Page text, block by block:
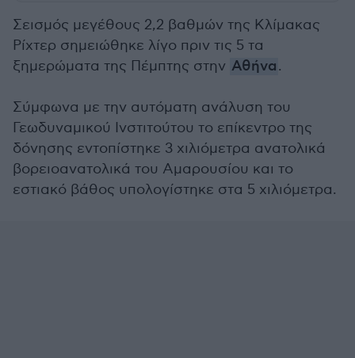
Σεισμός μεγέθους 2,2 βαθμών της Κλίμακας
Ρίχτερ σημειώθηκε λίγο πριν τις 5 τα
ξημερώματα της Πέμπτης στην Αθήνα.
Σύμφωνα με την αυτόματη ανάλυση του
Γεωδυναμικού Ινστιτούτου το επίκεντρο της
δόνησης εντοπίστηκε 3 χιλιόμετρα ανατολικά
βορειοανατολικά του Αμαρουσίου και το
εστιακό βάθος υπολογίστηκε στα 5 χιλιόμετρα.